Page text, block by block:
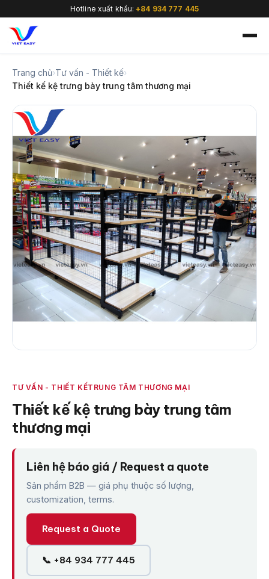
Hotline xuất khẩu:+84 934 777 445
Trang chủ›Tư vấn - Thiết kế›
Thiết kế kệ trưng bày trung tâm thương mại
TƯ VẤN - THIẾT KẾTRUNG TÂM THƯƠNG MẠI
Thiết kế kệ trưng bày trung tâm
thương mại
Liên hệ báo giá / Request a quote
Sản phẩm B2B — giá phụ thuộc số lượng,
customization, terms.
Request a Quote
📞 +84 934 777 445